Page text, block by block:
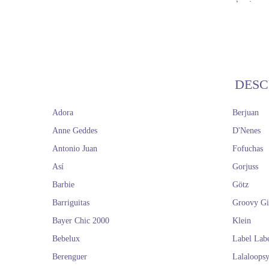
historias con
Pero también
enfermeras por
que
En esta
Antes de
medidas,
Adora
Anne Geddes
Antonio Juan
Así
Barbie
Barriguitas
Bayer Chic 2000
Bebelux
Berenguer
Berjuan
D'Nenes
Fofuchas
Gorjuss
Götz
Groovy
Klein
Label
Lalaloopsy